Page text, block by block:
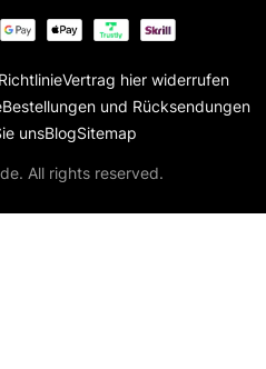
Vertrag hier widerrufen
Bestellungen und Rücksendungen
unsBlogSitemap
All rights reserved.